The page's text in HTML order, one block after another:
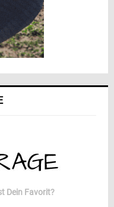
Dein Favorit?